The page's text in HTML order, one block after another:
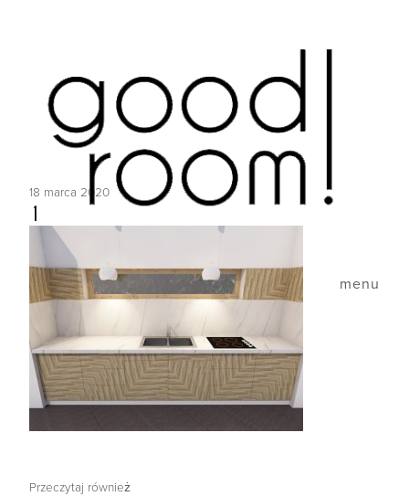
menu
18 marca 2020
1
Przeczytaj również